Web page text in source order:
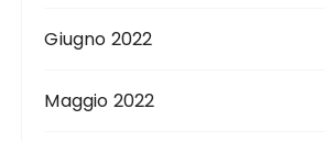
Giugno 2022
Maggio 2022